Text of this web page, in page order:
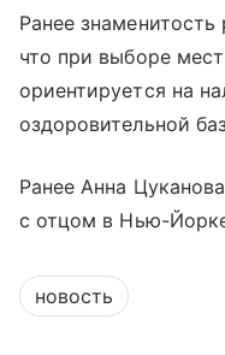
Ранее
что при выборе
ориентируется на
оздоровительной
Ранее Анна
с отцом в Нью-
новость